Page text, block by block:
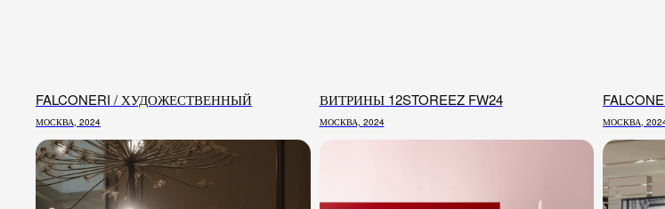
FALCONERI / ХУДОЖЕСТВЕННЫЙ
МОСКВА, 2024
ВИТРИНЫ 12STOREEZ FW24
МОСКВА, 2024 МОСКВА,